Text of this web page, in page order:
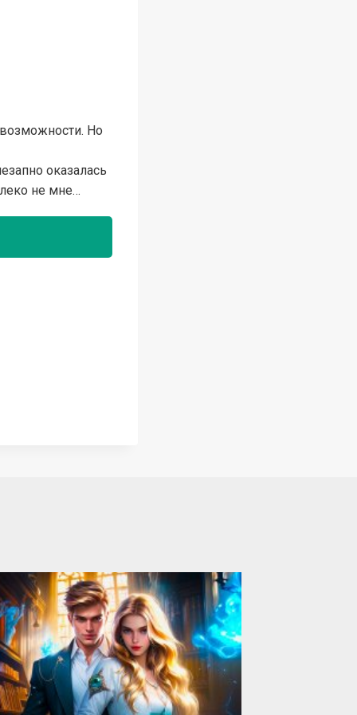
Но
оказалась
не мне…